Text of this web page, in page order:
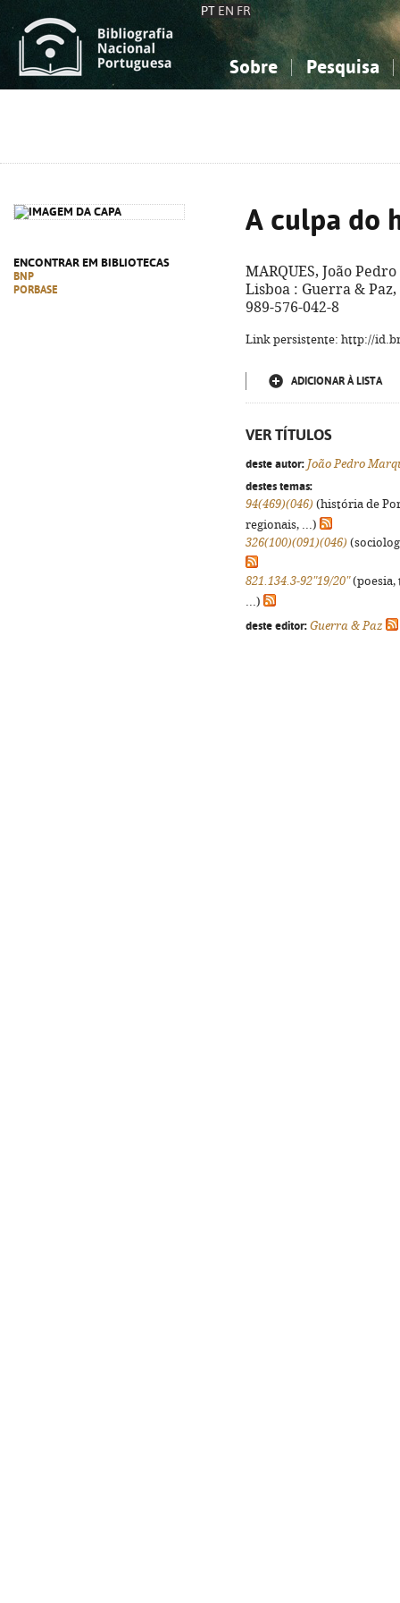
PT EN FR
Sobre Pesquisa
ENCONTRAR EM BIBLIOTECAS
BNP
PORBASE
A culpa do
MARQUES, João
Lisboa : Guerra & Paz,
989-576-042-8
Link persistente: http://
ADICIONAR À LISTA
VER TÍTULOS
deste autor: João Pedro
destes temas:
94(469)(046) (história de
regionais, ...)
326(100)(091)(046)
821.134.3-92"19/20"(poesia,
...)
deste editor: Guerra & Paz